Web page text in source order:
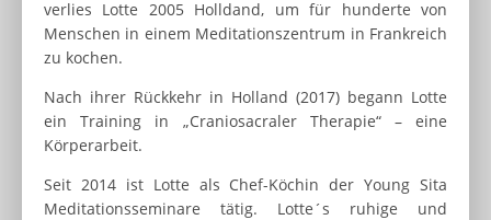
verlies Lotte 2005 Holldand, um für hunderte von
Menschen in einem Meditationszentrum in Frankreich
zu kochen.
Nach ihrer Rückkehr in Holland (2017) begann Lotte
ein Training in „Craniosacraler Therapie“ – eine
Körperarbeit.
Seit 2014 ist Lotte als Chef-Köchin der Young Sita
Meditationsseminare tätig. Lotte´s ruhige und